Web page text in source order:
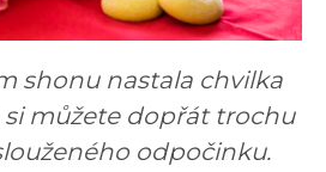
shonu nastala chvilka
si můžete dopřát trochu
odpočinku.